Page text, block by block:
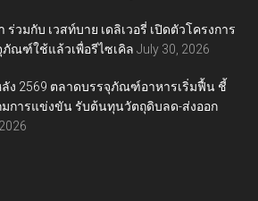
วมกับ เวสท์บาย เดลิเวอรี่ เปิดตัวโครงการ
ภัณฑ์ใช้แล้วเพื่อรีไซเคิล July 30, 2026
ลัง 2569 ตลาดบรรจุภัณฑ์อาหารเริ่มฟื้น ชี้
มการแข่งขัน รับต้นทุนวัตถุดิบลด-ส่งออก